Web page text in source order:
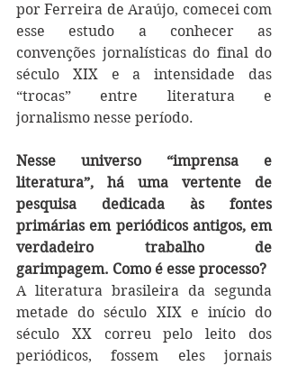
por Ferreira de Araújo, comecei com
esse estudo a conhecer as
convenções jornalísticas do final do
século XIX e a intensidade das
“trocas” entre literatura e
jornalismo nesse período.
Nesse universo “imprensa e
literatura”, há uma vertente de
pesquisa dedicada às fontes
primárias em periódicos antigos, em
verdadeiro trabalho de
garimpagem. Como é esse processo?
A literatura brasileira da segunda
metade do século XIX e início do
século XX correu pelo leito dos
periódicos, fossem eles jornais